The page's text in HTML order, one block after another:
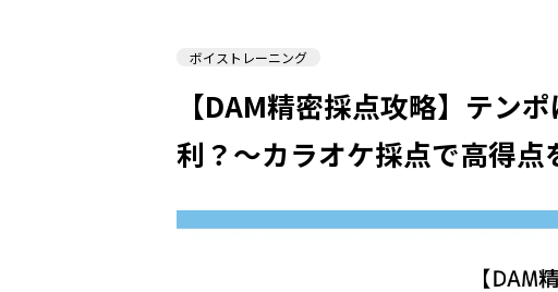
ボイストレーニング
【DAM精密採点攻略】テン
利？～カラオケ採点で高得点